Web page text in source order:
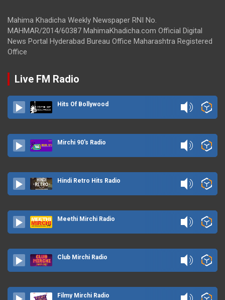
Mahima Khadicha Weekly Newspaper RNI No.
MAHMAR/2014/60387 MahimaKhadicha.com Official Digital
News Portal Hyderabad Bureau Office Maharashtra Registered
Office
Live FM Radio
Hits Of Bollywood
Mirchi 90's Radio
Hindi Retro Hits Radio
Meethi Mirchi Radio
Club Mirchi Radio
Filmy Mirchi Radio